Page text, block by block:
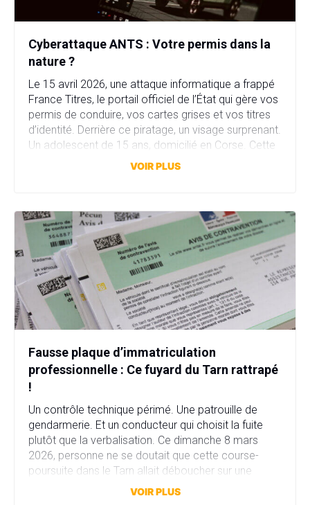
Cyberattaque ANTS : Votre permis dans la
nature ?
Le 15 avril 2026, une attaque informatique a frappé
France Titres, le portail officiel de l’État qui gère vos
permis de conduire, vos cartes grises et vos titres
d’identité. Derrière ce piratage, un visage surprenant.
Un adolescent de 15 ans, domicilié en Corse. Cette
attaque a compromis plus de 11,7 millions comptes
VOIR PLUS
Fausse plaque d’immatriculation
professionnelle : Ce fuyard du Tarn rattrapé
!
Un contrôle technique périmé. Une patrouille de
gendarmerie. Et un conducteur qui choisit la fuite
plutôt que la verbalisation. Ce dimanche 8 mars
2026, personne ne se doutait que cette course-
poursuite dans le Tarn allait déboucher sur une
affaire bien plus sérieuse que prévu. Fausse plaque
VOIR PLUS